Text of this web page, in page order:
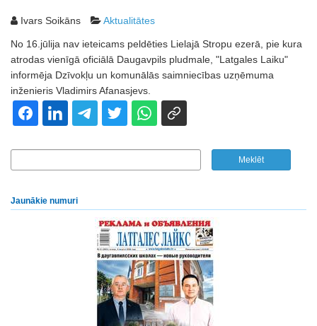
Ivars Soikāns Aktualitātes
No 16.jūlija nav ieteicams peldēties Lielajā Stropu ezerā, pie kura
atrodas vienīgā oficiālā Daugavpils pludmale, "Latgales Laiku"
informēja Dzīvokļu un komunālās saimniecības uzņēmuma
inženieris Vladimirs Afanasjevs.
Jaunākie numuri